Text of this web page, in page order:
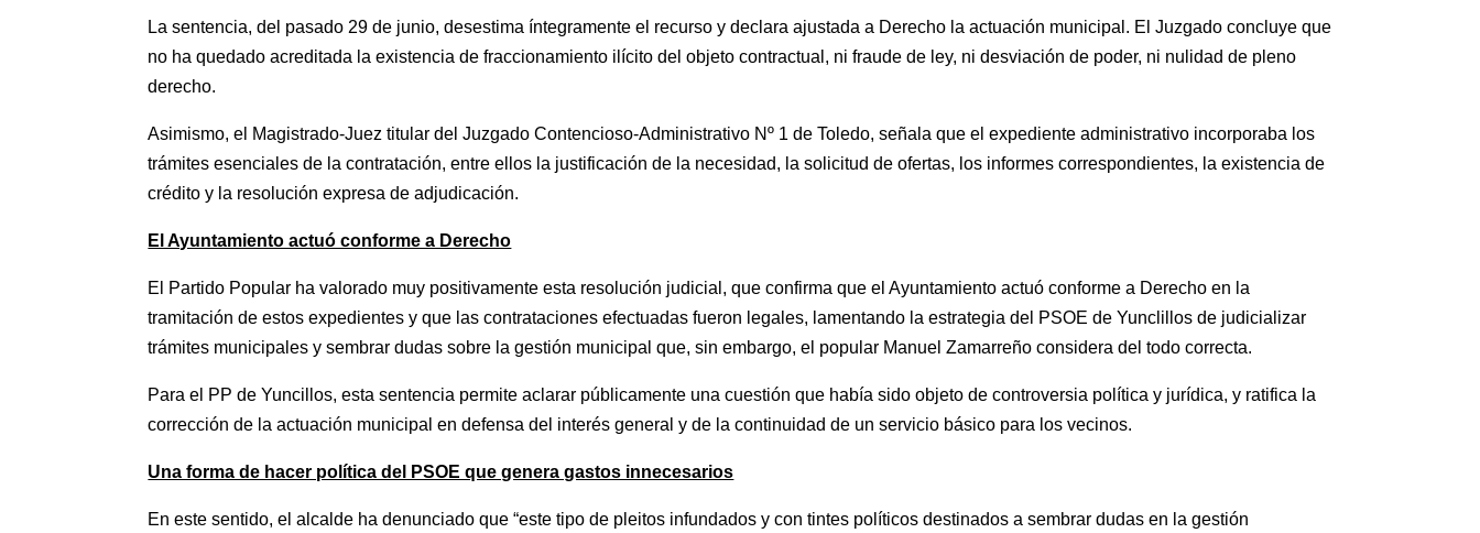
La sentencia, del pasado 29 de junio, desestima íntegramente el recurso y declara ajustada a Derecho la actuación municipal. El Juzgado concluye que
no ha quedado acreditada la existencia de fraccionamiento ilícito del objeto contractual, ni fraude de ley, ni desviación de poder, ni nulidad de pleno
derecho.
Asimismo, el Magistrado-Juez titular del Juzgado Contencioso-Administrativo Nº 1 de Toledo, señala que el expediente administrativo incorporaba los
trámites esenciales de la contratación, entre ellos la justificación de la necesidad, la solicitud de ofertas, los informes correspondientes, la existencia de
crédito y la resolución expresa de adjudicación.
El Ayuntamiento actuó conforme a Derecho
El Partido Popular ha valorado muy positivamente esta resolución judicial, que confirma que el Ayuntamiento actuó conforme a Derecho en la
tramitación de estos expedientes y que las contrataciones efectuadas fueron legales, lamentando la estrategia del PSOE de Yunclillos de judicializar
trámites municipales y sembrar dudas sobre la gestión municipal que, sin embargo, el popular Manuel Zamarreño considera del todo correcta.
Para el PP de Yuncillos, esta sentencia permite aclarar públicamente una cuestión que había sido objeto de controversia política y jurídica, y ratifica la
corrección de la actuación municipal en defensa del interés general y de la continuidad de un servicio básico para los vecinos.
Una forma de hacer política del PSOE que genera gastos innecesarios
En este sentido, el alcalde ha denunciado que “este tipo de pleitos infundados y con tintes políticos destinados a sembrar dudas en la gestión